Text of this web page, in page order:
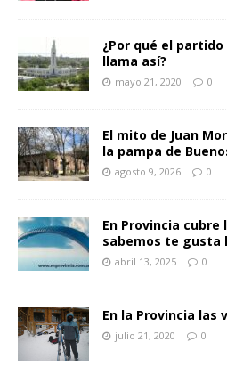
¿Por qué el
llama así?
mayo 21, 2020 0
El mito de Juan
la pampa de
agosto 9, 2026 0
En Provincia
sabemos te gusta
abril 13, 2025 0
En la Provincia las
julio 21, 2020 0